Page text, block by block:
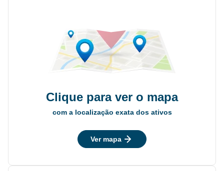
Clique para ver o mapa
com a localização exata dos ativos
Ver mapa